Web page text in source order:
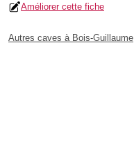
Améliorer cette fiche
Autres caves à Bois-Guillaume